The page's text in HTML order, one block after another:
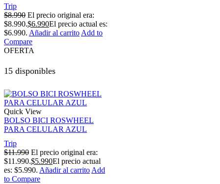
Trip
$8.990 El precio original era:
$8.990.$6.990El precio actual es:
$6.990. Añadir al carrito Add to
Compare
OFERTA
15 disponibles
Quick View
BOLSO BICI ROSWHEEL
PARA CELULAR AZUL
Trip
$11.990 El precio original era:
$11.990.$5.990El precio actual
es: $5.990. Añadir al carrito Add
to Compare